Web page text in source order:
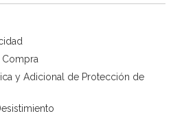
y Adicional de Protección de